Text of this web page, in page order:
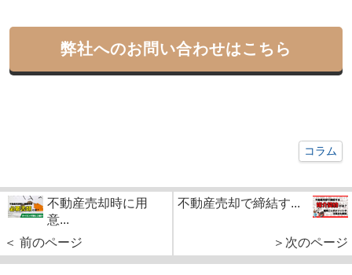
弊社へのお問い合わせはこちら
コラム
不動産売却時に用
意...
＜ 前のページ
不動産売却で締結す...
＞次のページ